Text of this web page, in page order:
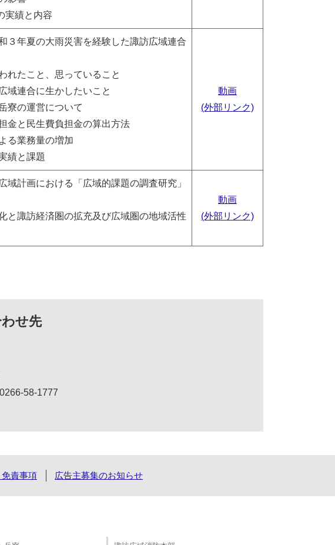
績と内容
３年夏の大雨災害を経験した諏訪広域連合
たこと、思っていること
連合に生かしたいこと
寮の運営について
と民生費負担金の算出方法
る業務量の増加
績と課題
動画
(外部リンク)
域計画における「広域的課題の調査研究」
と諏訪経済圏の拡充及び広域圏の地域活性
動画
(外部リンク)
せ先
58-1777
免責事項 広告主募集のお知らせ